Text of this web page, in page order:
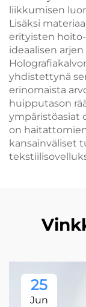
liikkumisen
Lisäksi
erityisten
ideaalisen
yhdistettynä
erinomaista
huipputason
ympäristöasiat
on
kansainväliset
25
Jun